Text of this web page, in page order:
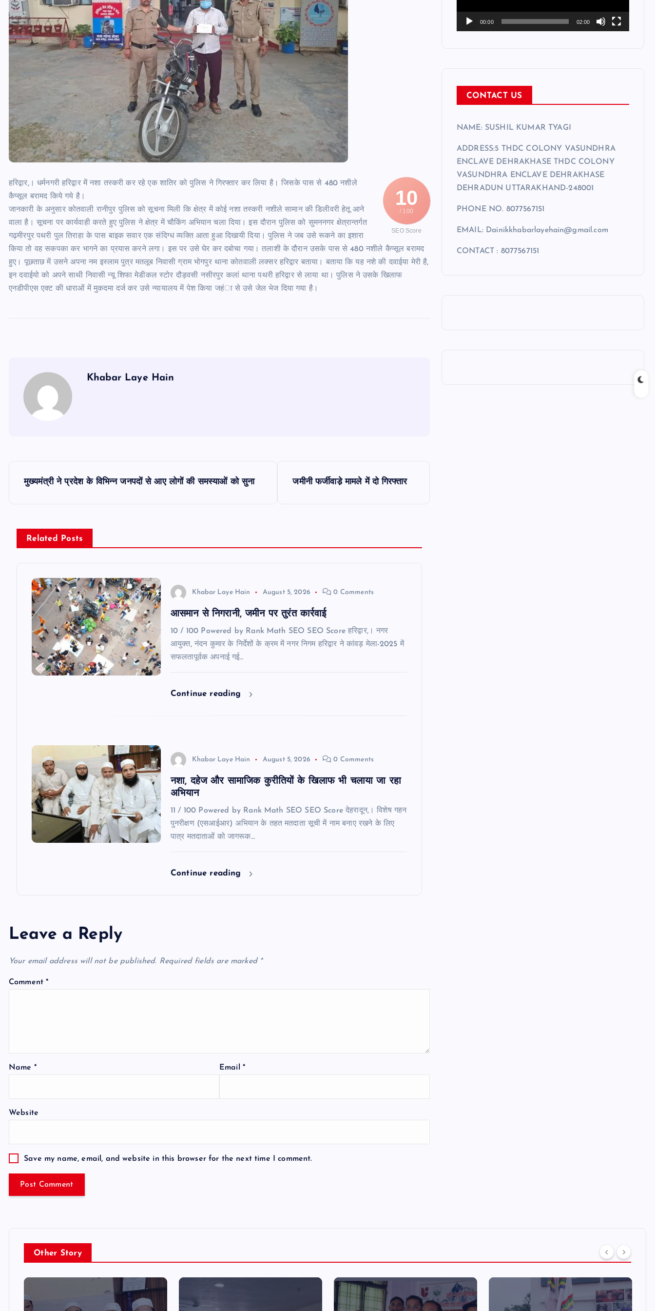
10
/ 100
SEO Score
हरिद्वार,। धर्मनगरी हरिद्वार में नशा तस्करी कर रहे एक शातिर को पुलिस ने गिरफ्तार कर लिया है। जिसके पास से 480 नशीले
कैप्सूल बरामद किये गये है।
जानकारी के अनुसार कोतवाली रानीपुर पुलिस को सूचना मिली कि क्षेत्र में कोई नशा तस्करी नशीले सामान की डिलीवरी हेतू आने
वाला है। सूचना पर कार्यवाही करते हुए पुलिस ने क्षेत्र में चौकिंग अभियान चला दिया। इस दौरान पुलिस को सुमननगर क्षेत्रान्तर्गत
गढ़मीरपुर पथरी पुल तिराहा के पास बाइक सवार एक संदिग्ध व्यक्ति आता हुआ दिखायी दिया। पुलिस ने जब उसे रूकने का इशारा
किया तो वह सकपका कर भागने का प्रयास करने लगा। इस पर उसे घेर कर दबोचा गया। तलाशी के दौरान उसके पास से 480 नशीले कैप्सूल बरामद
हुए। पूछताछ में उसने अपना नम इस्लाम पुत्र मतलूब निवासी ग्राम भोगपुर थाना कोतवाली लक्सर हरिद्वार बताया। बताया कि यह नशे की दवाईया मेरी है,
इन दवाईयो को अपने साथी निवासी न्यू शिफा मेडीकल स्टोर दौड़वसी नसीरपुर कलां थाना पथरी हरिद्वार से लाया था। पुलिस ने उसके खिलाफ
एनडीपीएस एक्ट की धाराओं में मुकदमा दर्ज कर उसे न्यायालय में पेश किया जहंा से उसे जेल भेज दिया गया है।
Khabar Laye Hain
s
मुख्यमंत्री ने प्रदेश के विभिन्न जनपदों से आए लोगों की समस्याओं को सुना जमीनी फर्जीवाडे़ मामले में दो गिरफ्तार
Related Posts
Khabar Laye Hain August 5, 2026 0 Comments
आसमान से निगरानी, जमीन पर तुरंत कार्रवाई
10 / 100 Powered by Rank Math SEO SEO Score हरिद्वार,। नगर
आयुक्त, नंदन कुमार के निर्देशों के क्रम में नगर निगम हरिद्वार ने कांवड़ मेला-2025 में
सफलतापूर्वक अपनाई गई…
Continue reading
Khabar Laye Hain August 5, 2026 0 Comments
नशा, दहेज और सामाजिक कुरीतियों के खिलाफ भी चलाया जा रहा
अभियान
11 / 100 Powered by Rank Math SEO SEO Score देहरादून,। विशेष गहन
पुनरीक्षण (एसआईआर) अभियान के तहत मतदाता सूची में नाम बनाए रखने के लिए
पात्र मतदाताओं को जागरूक…
Continue reading
Leave a Reply
Your email address will not be published. Required fields are marked *
Comment*
Name * Email *
Website
Save my name, email, and website in this browser for the next time I comment.
a
00:00 02:00
CONTACT US
NAME: SUSHIL KUMAR TYAGI
ADDRESS:5 THDC COLONY VASUNDHRA
ENCLAVE DEHRAKHASE THDC COLONY
VASUNDHRA ENCLAVE DEHRAKHASE
DEHRADUN UTTARAKHAND-248001
PHONE NO. 8077567151
EMAIL: Dainikkhabarlayehain@gmail.com
CONTACT : 8077567151
Other Story